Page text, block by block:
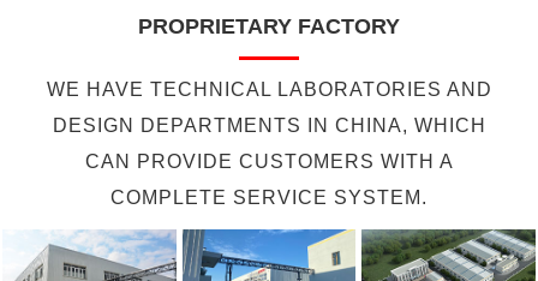
PROPRIETARY FACTORY
WE HAVE TECHNICAL LABORATORIES AND
DESIGN DEPARTMENTS IN CHINA, WHICH
CAN PROVIDE CUSTOMERS WITH A
COMPLETE SERVICE SYSTEM.